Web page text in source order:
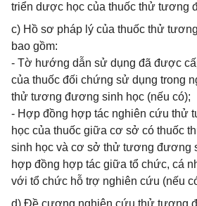
triển dược học của thuốc thử tương
c) Hồ sơ pháp lý của thuốc thử
bao gồm:
- Tờ hướng dẫn sử dụng đã được
của thuốc đối chứng sử dụng trong
thử tương đương sinh học (nếu có);
- Hợp đồng hợp tác nghiên cứu thử
học của thuốc giữa cơ sở có thuốc
sinh học và cơ sở thử tương đương
hợp đồng hợp tác giữa tổ chức, cá
với tổ chức hỗ trợ nghiên cứu (nếu
d) Đề cương nghiên cứu thử tương